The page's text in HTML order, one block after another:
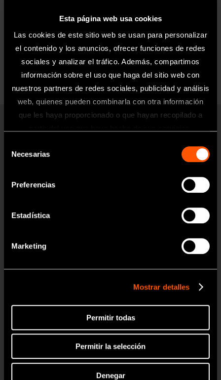
Esta página web usa cookies
Las cookies de este sitio web se usan para personalizar
el contenido y los anuncios, ofrecer funciones de redes
sociales y analizar el tráfico. Además, compartimos
información sobre el uso que haga del sitio web con
nuestros partners de redes sociales, publicidad y análisis
web, quienes pueden combinarla con otra información
que les haya proporcionado o que hayan recopilado a
Necesarias
Preferencias
Estadística
Marketing
Mostrar detalles
Permitir todas
Permitir la selección
Denegar
página web está dirigida exclusivamente
odontológico.
varios idiomas.
NSK LIBRARY
Productos
Turbinas Neumáticas
Micromotores Clínicos
Tools for Professionals